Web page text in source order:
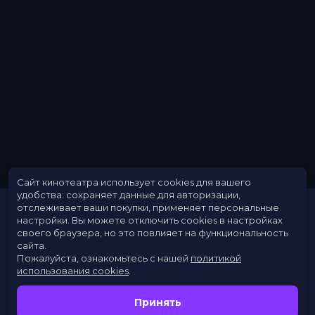
Расписание
Скоро в кино
Сайт кинотеатра использует cookies для вашего
удобства: сохраняет данные для авторизации,
отслеживает ваши покупки, применяет персональные
настройки. Вы можете отключить cookies в настройках
своего браузера, но это повлияет на функциональность
сайта.
Пожалуйста, ознакомьтесь с нашей политикой
использования cookies
Принять